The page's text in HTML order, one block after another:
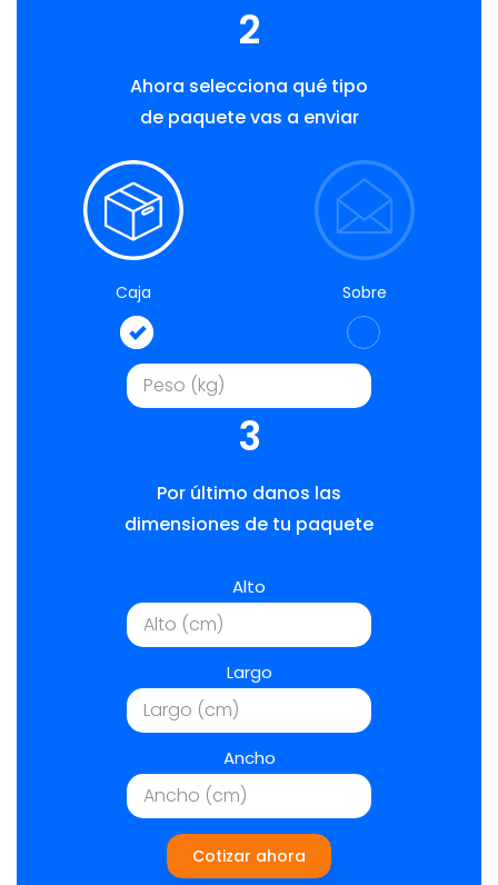
2
Ahora selecciona qué tipo
de paquete vas a enviar
Caja Sobre
3
Por último danos las
dimensiones de tu paquete
Alto
Largo
Ancho
Cotizar ahora